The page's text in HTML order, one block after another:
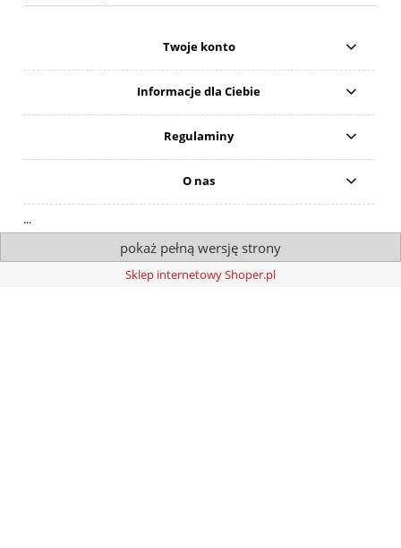
Twoje konto
Informacje dla Ciebie
Regulaminy
O nas
...
pokaż pełną wersję strony
Sklep internetowy Shoper.pl